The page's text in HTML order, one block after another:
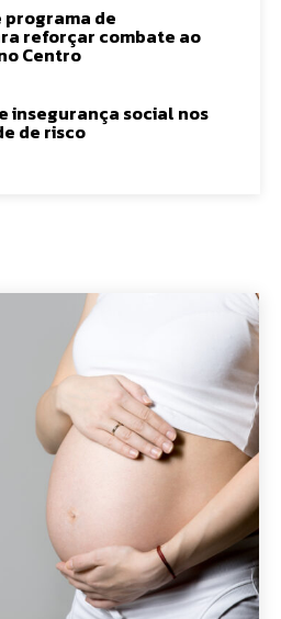
de
reforçar combate ao
Centro
insegurança social nos
de risco